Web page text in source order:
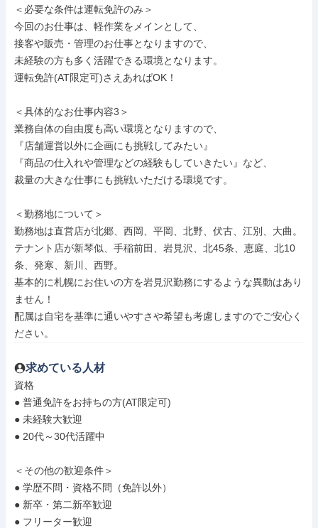
＜必要な条件は運転免許のみ＞
今回のお仕事は、軽作業をメインとして、
接客や販売・管理のお仕事となりますので、
未経験の方も多く活躍できる環境となります。
運転免許(AT限定可)さえあればOK！
＜具体的なお仕事内容3＞
業務自体の自由度も高い環境となりますので、
『店舗運営以外に企画にも挑戦してみたい』
『商品の仕入れや管理などの経験もしていきたい』など、
裁量の大きな仕事にも挑戦いただける環境です。
＜勤務地について＞
勤務地は直営店が北郷、西岡、平岡、北野、伏古、江別、大曲。
テナント店が新琴似、手稲前田、岩見沢、北45条、恵庭、北10
条、発寒、新川、西野。
基本的に札幌にお住いの方を岩見沢勤務にするような異動はあり
ません！
配属は自宅を基準に通いやすさや希望も考慮しますのでご安心く
ださい。
求めている人材
資格
● 普通免許をお持ちの方(AT限定可)
● 未経験大歓迎
● 20代～30代活躍中
＜その他の歓迎条件＞
● 学歴不問・資格不問（免許以外）
● 新卒・第二新卒歓迎
● フリーター歓迎